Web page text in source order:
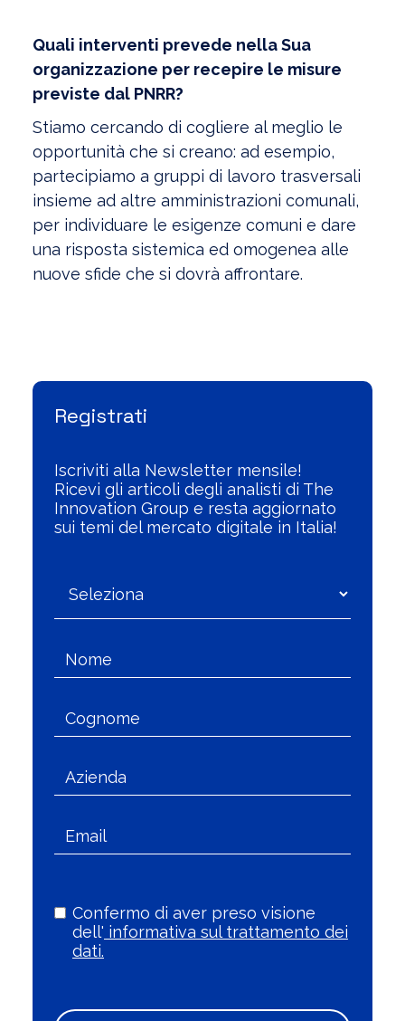
Quali interventi prevede nella Sua
organizzazione per recepire le misure
previste dal PNRR?
Stiamo cercando di cogliere al meglio le
opportunità che si creano: ad esempio,
partecipiamo a gruppi di lavoro trasversali
insieme ad altre amministrazioni comunali,
per individuare le esigenze comuni e dare
una risposta sistemica ed omogenea alle
nuove sfide che si dovrà affrontare.
Registrati
Iscriviti alla Newsletter mensile!
Ricevi gli articoli degli analisti di The
Innovation Group e resta aggiornato
sui temi del mercato digitale in Italia!
Confermo di aver preso visione
dell' informativa sul trattamento dei
dati.